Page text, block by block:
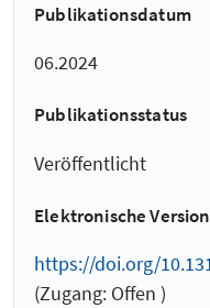
Publikationsdatum
06.2024
Publikationsstatus
Veröffentlicht
Elektronische
https://doi.org/
(Zugang: Offen )